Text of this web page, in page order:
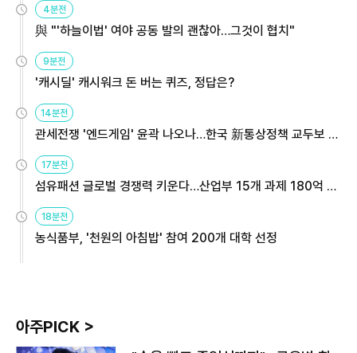
4분전
與 "'하늘이법' 여야 공동 발의 괜찮아…그것이 협치"
9분전
'캐시딜' 캐시워크 돈 버는 퀴즈, 정답은?
14분전
관세전쟁 '엔드게임' 윤곽 나오나…한국 新통상정책 교두보 활
17분전
섬유패션 글로벌 경쟁력 키운다…산업부 15개 과제 180억 지
18분전
농식품부, '천원의 아침밥' 참여 200개 대학 선정
아주PICK >